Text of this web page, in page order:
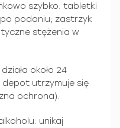
szybko: tabletki
podaniu; zastrzyk
stężenia w
około 24
utrzymuje się
ochrona).
unikaj